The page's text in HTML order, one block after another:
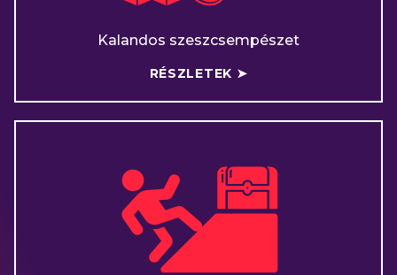
Kalandos szeszcsempészet
RÉSZLETEK ➤